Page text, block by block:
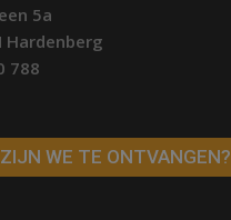
5a
Hardenberg
788
WE TE ONTVANGEN?